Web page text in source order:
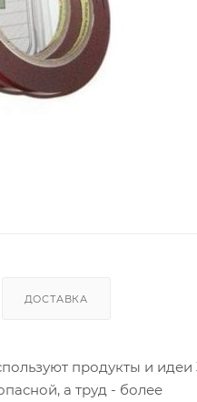
ДОСТАВКА
продукты и идеи
а труд - более